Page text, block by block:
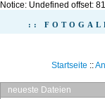
Notice: Undefined offset:
::
Startseite ::
neueste Dateien